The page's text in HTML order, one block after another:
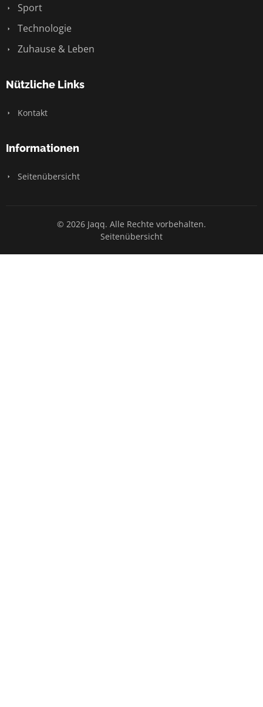
Sport
Technologie
Zuhause & Leben
Nützliche Links
Kontakt
Informationen
Seitenübersicht
© 2026 Jaqq. Alle Rechte vorbehalten.
Seitenübersicht